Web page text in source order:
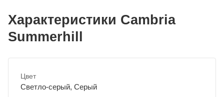
Характеристики Cambria
Summerhill
Цвет
Светло-серый, Серый